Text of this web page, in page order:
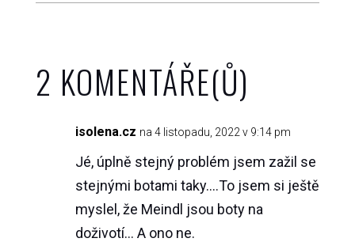
2 KOMENTÁŘE(Ů)
isolena.cz na 4 listopadu, 2022 v 9:14 pm
Jé, úplně stejný problém jsem zažil se
stejnými botami taky….To jsem si ještě
myslel, že Meindl jsou boty na
doživotí… A ono ne.